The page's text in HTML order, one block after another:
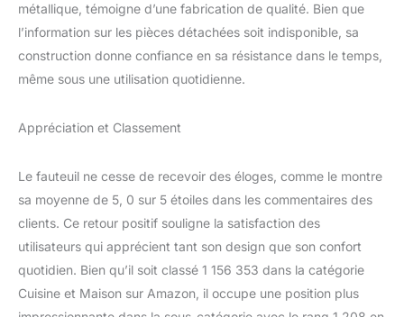
métallique, témoigne d’une fabrication de qualité. Bien que
l’information sur les pièces détachées soit indisponible, sa
construction donne confiance en sa résistance dans le temps,
même sous une utilisation quotidienne.
Appréciation et Classement
Le fauteuil ne cesse de recevoir des éloges, comme le montre
sa moyenne de 5, 0 sur 5 étoiles dans les commentaires des
clients. Ce retour positif souligne la satisfaction des
utilisateurs qui apprécient tant son design que son confort
quotidien. Bien qu’il soit classé 1 156 353 dans la catégorie
Cuisine et Maison sur Amazon, il occupe une position plus